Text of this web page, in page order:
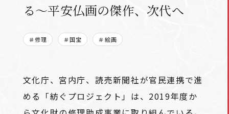
る～平安仏画の傑作、次代へ
＃修理 ＃国宝 ＃絵画
文化庁、宮内庁、読売新聞社が官民連携で進
める「紡ぐプロジェクト」は、2019年度か